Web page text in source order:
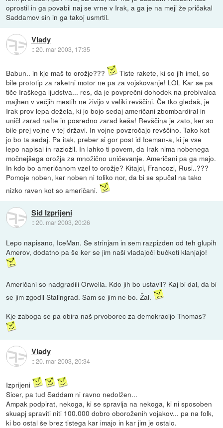
oprostil in ga povabil naj se vrne v Irak, a ga je na meji že pričakal
Saddamov sin in ga takoj usmrtil.
Vlady
::20. mar 2003, 17:35
Babun.. in kje maš to orožje???
Tiste rakete, ki so jih imel, so
bile prototip za raketni motor ne pa za vojskovanje! LOL Kar se pa
tiče Iraškega ljudstva... res, da je povprečni dohodek na prebivalca
majhen v večjih mestih ne živijo v veliki revščini. Če tko gledaš, je
Irak prov lepa dežela, ki jo bojo sedaj američani zbombardiral in
uničl zarad nafte in posredno zarad keša! Revščina je zato, ker so
bile prej vojne v tej državi. In vojne povzročajo revščino. Tako kot
jo bo ta sedaj. Pa itak, preber si gor post id Iceman-a, ki je vse
lepo napisal in razložil. In lahko ti povem, da Irak nima nobenega
močnejšega orožja za množično uničevanje. Američani pa ga majo.
In kdo bo američanom vzel to orožje? Kitajci, Francozi, Rusi..???
Pomoje noben, ker noben ni toliko nor, da bi se spučal na tako
nizko raven kot so američani.
Sid Izprijeni
::20. mar 2003, 20:26
Lepo napisano, IceMan. Se strinjam in sem razpizden od teh glupih
Amerov, dodatno pa še ker se jim naši vladajoči bučkoti klanjajo!
Američani so nadgradili Orwella. Kdo jih bo ustavil? Kaj bi dal, da bi
se jim zgodil Stalingrad. Sam se jim ne bo. Žal.
Kje zaboga se pa obira naš prvoborec za demokracijo Thomas?
Vlady
::20. mar 2003, 20:34
Izprijeni
Sicer, pa tud Saddam ni ravno nedolžen...
Ampak podpirat, nekoga, ki se spravlja na nekoga, ki ni sposoben
skuapj spraviti niti 100.000 dobro oboroženih vojakov... pa na folk,
ki bo ostal še brez tistega kar imajo in kar jim je ostalo.